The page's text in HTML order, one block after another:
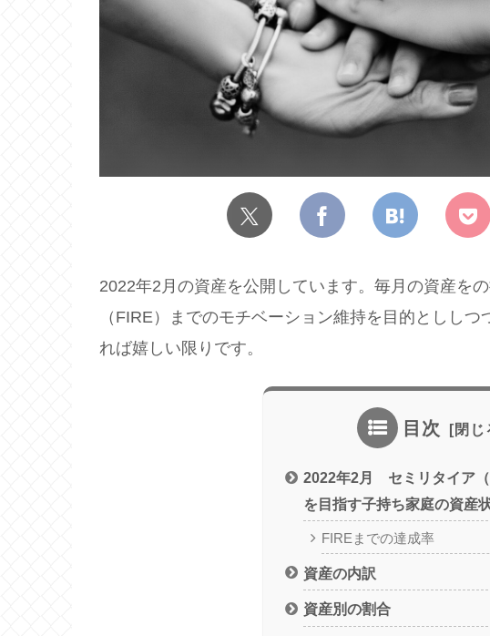
2022年2月の資産を公開しています。毎月の資産を
（FIRE）までのモチベーション維持を目的としし
れば嬉しい限りです。
目次
2022年2月 セミリタイア（
を目指す子持ち家庭の資産
FIREまでの達成率
資産の内訳
資産別の割合